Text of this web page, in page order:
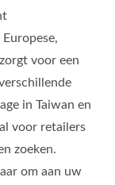
voor een
in Taiwan en
voor retailers
zoeken.
om aan uw